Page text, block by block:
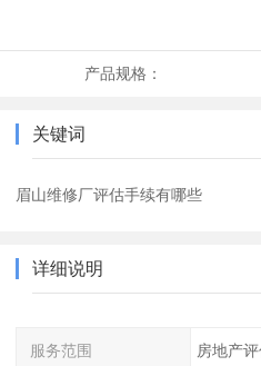
产品规格：
关键词
眉山维修厂评估手续有哪些
详细说明
服务范围 房地产